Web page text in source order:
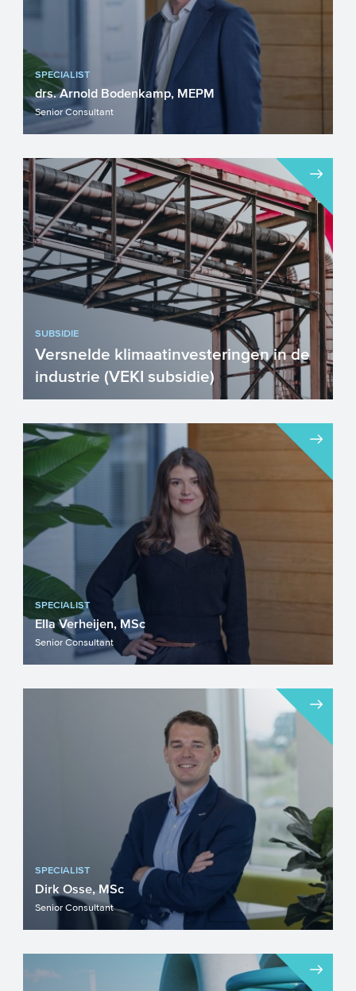
SPECIALIST
drs. Arnold Bodenkamp, MEPM
Senior Consultant
SUBSIDIE
Versnelde klimaatinvesteringen in de
industrie (VEKI subsidie)
Het is nu slimmer dan ooit om te
investeren in energiebesparing en
efficiëntere processen. U kunt a...
SPECIALIST
Ella Verheijen, MSc
Senior Consultant
SPECIALIST
Dirk Osse, MSc
Senior Consultant